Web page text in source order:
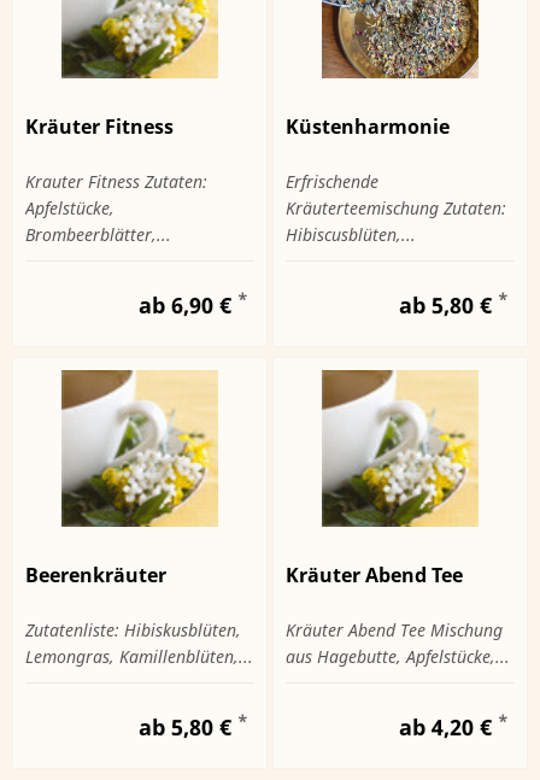
Kräuter Fitness
Krauter Fitness Zutaten:
Apfelstücke,
Brombeerblätter,...
ab 6,90 € *
Küstenharmonie
Erfrischende
Kräuterteemischung Zutaten:
Hibiscusblüten,...
ab 5,80 € *
Beerenkräuter
Zutatenliste: Hibiskusblüten,
Lemongras, Kamillenblüten,...
ab 5,80 € *
Kräuter Abend Tee
Kräuter Abend Tee Mischung
aus Hagebutte, Apfelstücke,...
ab 4,20 € *